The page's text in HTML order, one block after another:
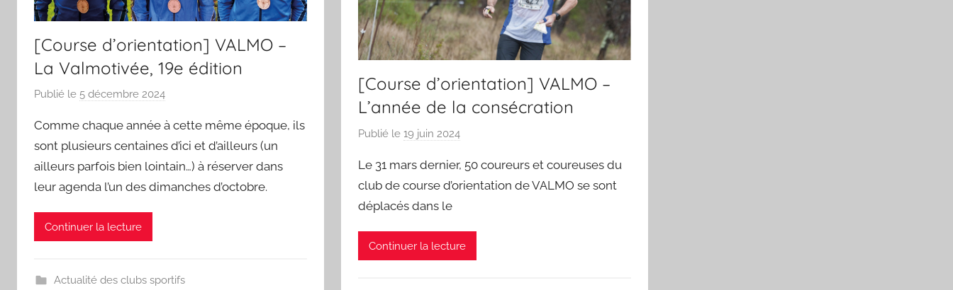
[Course d’orientation] VALMO –
La Valmotivée, 19e édition
Publié le 5 décembre 2024
r
S
p
o
a
Comme chaque année à cette même époque, ils
sont plusieurs centaines d’ici et d’ailleurs (un
ailleurs parfois bien lointain…) à réserver dans
leur agenda l’un des dimanches d’octobre.
Continuer la lecture
Actualité des clubs sportifs
[Course d’orientation] VALMO –
L’année de la consécration
Publié le19 juin 2024
r
S
r
'
Le 31 mars dernier, 50 coureurs et coureuses du
club de course d’orientation de VALMO se sont
déplacés dans le
Continuer la lecture